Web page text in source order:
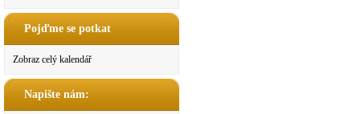
Pojďme se potkat
Zobraz celý kalendář
Napište nám: